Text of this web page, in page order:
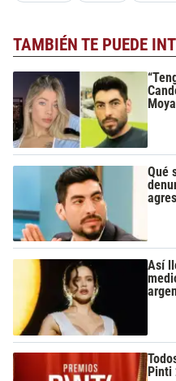
TAMBIÉN TE PUEDE
Qué
Así
Pinti